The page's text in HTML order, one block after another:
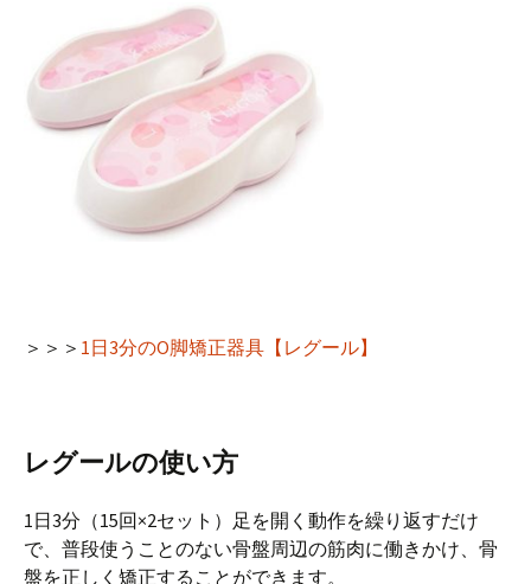
＞＞＞ 1日3分のO脚矯正器具【レグール】
レグールの使い方
1日3分（15回×2セット）足を開く動作を繰り返すだけ
で、普段使うことのない骨盤周辺の筋肉に働きかけ、骨
盤を正しく矯正することができます。